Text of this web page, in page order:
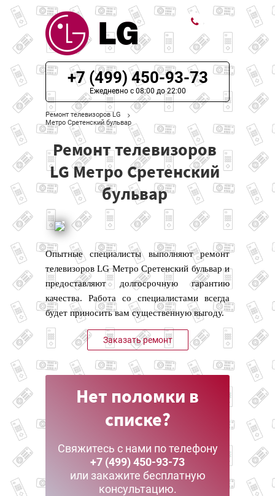
ЦЕНЫ НА РЕМОНТ
О СЕРВИСЕ
МОДЕЛИ LG
НАШИ КОНТАКТЫ
+7 (499) 450-93-73
Ежедневно с 08:00 до 22:00
Ремонт телевизоров LG
Метро Сретенский бульвар
Ремонт телевизоров
LG Метро Сретенский
бульвар
Опытные специалисты выполняют ремонт
телевизоров LG Метро Сретенский бульвар и
предоставляют долгосрочную гарантию
качества. Работа со специалистами всегда
будет приносить вам существенную выгоду.
Заказать ремонт
Нет поломки в
списке?
Свяжитесь с нами по телефону
+7 (499) 450-93-73
или закажите бесплатную
консультацию.